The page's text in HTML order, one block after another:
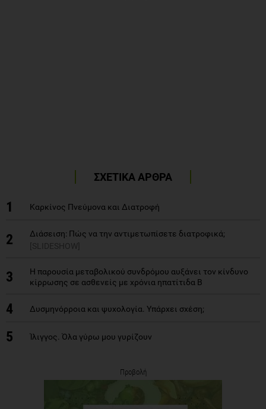
ΣΧΕΤΙΚΑ ΑΡΘΡΑ
1 Καρκίνος Πνεύμονα και Διατροφή
2
Διάσειση: Πώς να την αντιμετωπίσετε διατροφικά;
[SLIDESHOW]
3
Η παρουσία μεταβολικού συνδρόμου αυξάνει τον κίνδυνο
κίρρωσης σε ασθενείς με χρόνια ηπατίτιδα Β
4 Δυσμηνόρροια και ψυχολογία. Υπάρχει σχέση;
5 Ίλιγγος. Όλα γύρω μου γυρίζουν
Προβολή